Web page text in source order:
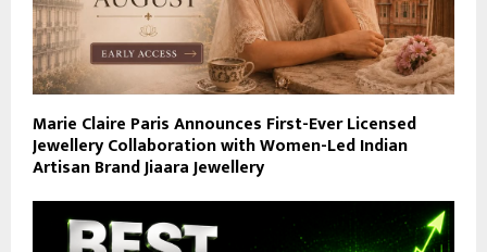
Marie Claire Paris Announces First-Ever Licensed
Jewellery Collaboration with Women-Led Indian
Artisan Brand Jiaara Jewellery